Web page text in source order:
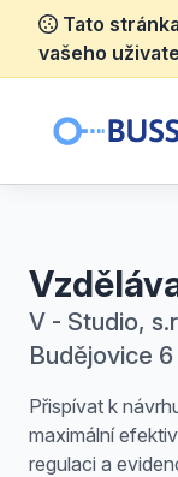
Tato
vašeho
V - Studio,
Budějovice 6
Přispívat k
maximální
regulaci a